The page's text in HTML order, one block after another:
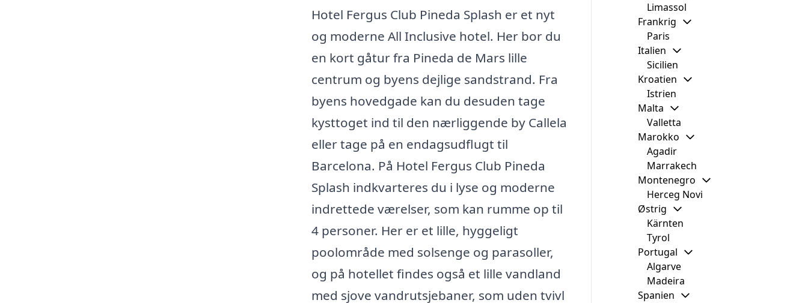
Hotel Fergus Club Pineda Splash er et nyt
og moderne All Inclusive hotel. Her bor du
en kort gåtur fra Pineda de Mars lille
centrum og byens dejlige sandstrand. Fra
byens hovedgade kan du desuden tage
kysttoget ind til den nærliggende by Callela
eller tage på en endagsudflugt til
Barcelona. På Hotel Fergus Club Pineda
Splash indkvarteres du i lyse og moderne
indrettede værelser, som kan rumme op til
4 personer. Her er et lille, hyggeligt
poolområde med solsenge og parasoller,
og på hotellet findes også et lille vandland
med sjove vandrutsjebaner, som uden tvivl
Limassol
Frankrig
Paris
Italien
Sicilien
Kroatien
Istrien
Malta
Valletta
Marokko
Agadir
Marrakech
Montenegro
Herceg Novi
Østrig
Kärnten
Tyrol
Portugal
Algarve
Madeira
Spanien